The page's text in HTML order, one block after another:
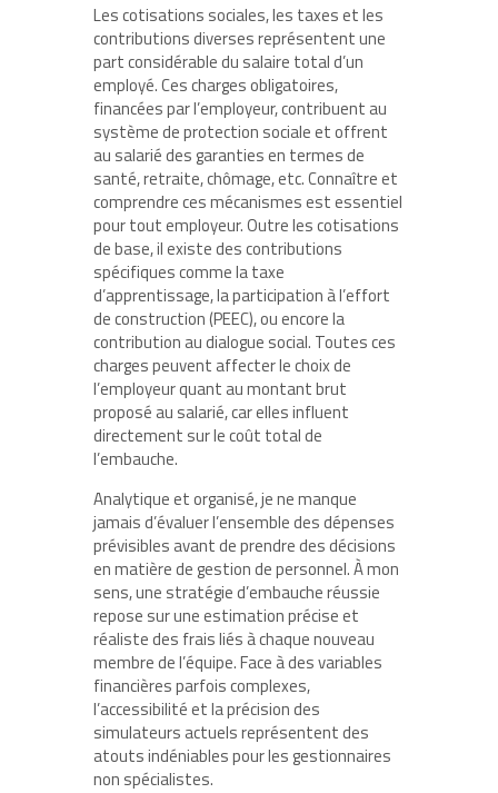
Les cotisations sociales, les taxes et les
contributions diverses représentent une
part considérable du salaire total d’un
employé. Ces charges obligatoires,
financées par l’employeur, contribuent au
système de protection sociale et offrent
au salarié des garanties en termes de
santé, retraite, chômage, etc. Connaître et
comprendre ces mécanismes est essentiel
pour tout employeur. Outre les cotisations
de base, il existe des contributions
spécifiques comme la taxe
d’apprentissage, la participation à l’effort
de construction (PEEC), ou encore la
contribution au dialogue social. Toutes ces
charges peuvent affecter le choix de
l’employeur quant au montant brut
proposé au salarié, car elles influent
directement sur le coût total de
l’embauche.
Analytique et organisé, je ne manque
jamais d’évaluer l’ensemble des dépenses
prévisibles avant de prendre des décisions
en matière de gestion de personnel. À mon
sens, une stratégie d’embauche réussie
repose sur une estimation précise et
réaliste des frais liés à chaque nouveau
membre de l’équipe. Face à des variables
financières parfois complexes,
l’accessibilité et la précision des
simulateurs actuels représentent des
atouts indéniables pour les gestionnaires
non spécialistes.